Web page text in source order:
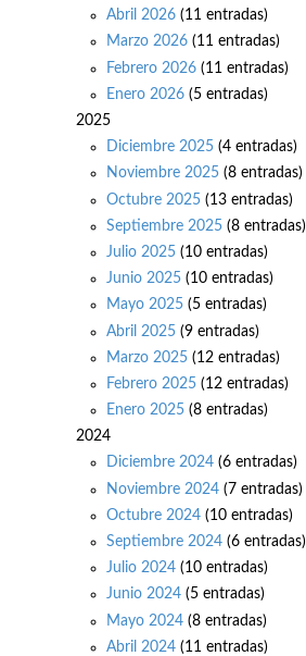
Abril 2026 (11 entradas)
Marzo 2026 (11 entradas)
Febrero 2026 (11 entradas)
Enero 2026 (5 entradas)
2025
Diciembre 2025 (4 entradas)
Noviembre 2025 (8 entradas)
Octubre 2025 (13 entradas)
Septiembre 2025 (8 entradas)
Julio 2025 (10 entradas)
Junio 2025 (10 entradas)
Mayo 2025 (5 entradas)
Abril 2025 (9 entradas)
Marzo 2025 (12 entradas)
Febrero 2025 (12 entradas)
Enero 2025 (8 entradas)
2024
Diciembre 2024 (6 entradas)
Noviembre 2024 (7 entradas)
Octubre 2024 (10 entradas)
Septiembre 2024 (6 entradas)
Julio 2024 (10 entradas)
Junio 2024 (5 entradas)
Mayo 2024 (8 entradas)
Abril 2024 (11 entradas)